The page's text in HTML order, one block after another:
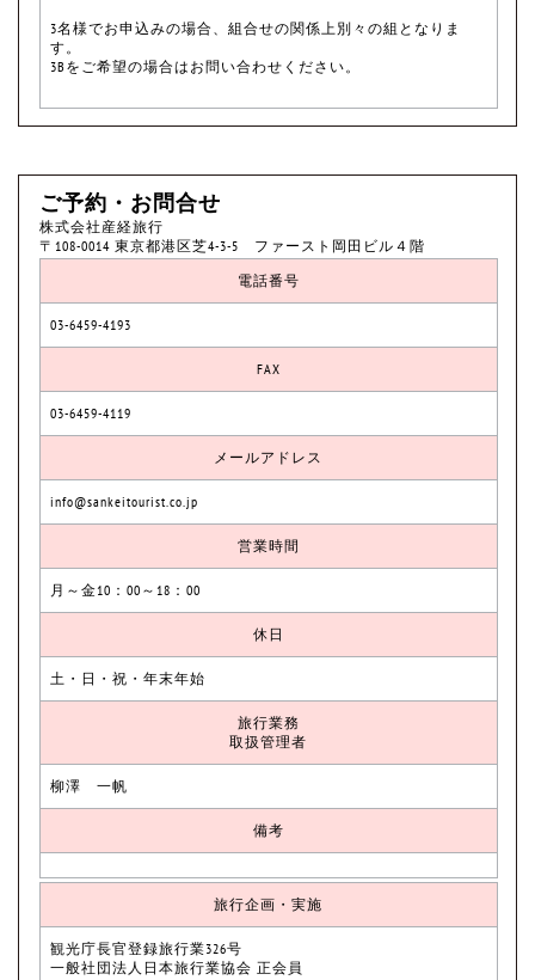
3名様でお申込みの場合、組合せの関係上別々の組となりま
す。
3Bをご希望の場合はお問い合わせください。
ご予約・お問合せ
株式会社産経旅行
〒108-0014 東京都港区芝4-3-5 ファースト岡田ビル４階
電話番号
03-6459-4193
FAX
03-6459-4119
メールアドレス
info@sankeitourist.co.jp
営業時間
月～金10：00～18：00
休日
土・日・祝・年末年始
旅行業務
取扱管理者
柳澤 一帆
備考
旅行企画・実施
観光庁長官登録旅行業326号
一般社団法人日本旅行業協会 正会員